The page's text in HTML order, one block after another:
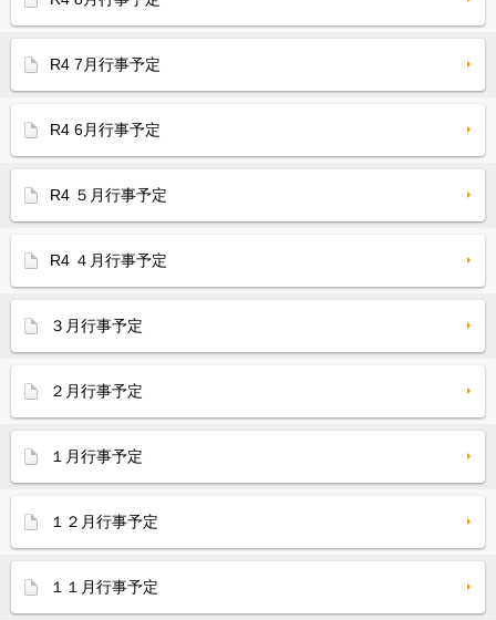
R4 7月行事予定
R4 6月行事予定
R4 ５月行事予定
R4 ４月行事予定
３月行事予定
２月行事予定
１月行事予定
１２月行事予定
１１月行事予定